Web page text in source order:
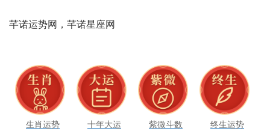
芊诺运‮网势‬，芊诺‮座星‬网
生肖运势 十年大运 紫微斗数 终生运势